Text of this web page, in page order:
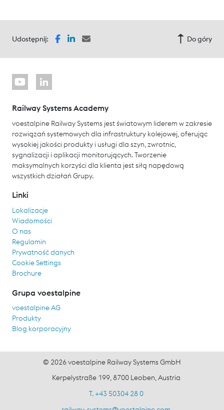
Udostępnij: Do góry
Railway Systems Academy
voestalpine Railway Systems jest światowym liderem w zakresie
rozwiązań systemowych dla infrastruktury kolejowej, oferując
wysokiej jakości produkty i usługi dla szyn, zwrotnic,
sygnalizacji i aplikacji monitorujących. Tworzenie
maksymalnych korzyści dla klienta jest siłą napędową
wszystkich działań Grupy.
Linki
Lokalizacje
Wiadomości
O nas
Regulamin
Prywatność danych
Cookie Settings
Brochure
Grupa voestalpine
voestalpine AG
Produkty
Blog korporacyjny
© 2026 voestalpine Railway Systems GmbH
Kerpelystraße 199, 8700 Leoben, Austria
T. +43 50304 28 0